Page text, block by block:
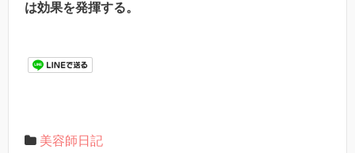
は効果を発揮する。
美容師日記